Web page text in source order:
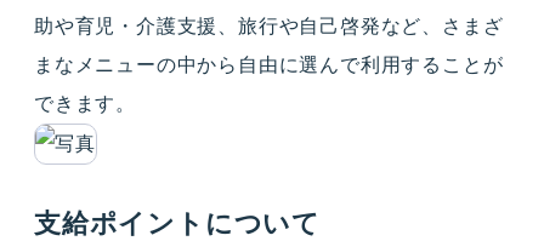
助や育児・介護支援、旅行や自己啓発など、さまざ
まなメニューの中から自由に選んで利用することが
できます。
支給ポイントについて